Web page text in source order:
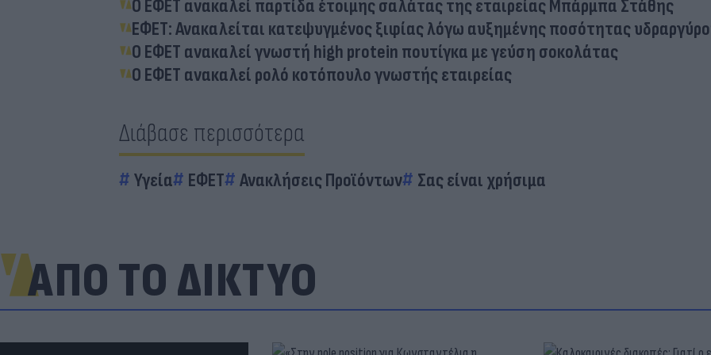
Ο ΕΦΕΤ ανακαλεί παρτίδα έτοιμης σαλάτας της εταιρείας Μπάρμπα Στάθης
ΕΦΕΤ: Ανακαλείται κατεψυγμένος ξιφίας λόγω αυξημένης ποσότητας
Ο ΕΦΕΤ ανακαλεί γνωστή high protein πουτίγκα με γεύση σοκολάτας
Ο ΕΦΕΤ ανακαλεί ρολό κοτόπουλο γνωστής εταιρείας
Διάβασε περισσότερα
Υγεία ΕΦΕΤ Ανακλήσεις Προϊόντων Σας είναι χρήσιμα
ΑΠΟ ΤΟ ΔΙΚΤΥΟ